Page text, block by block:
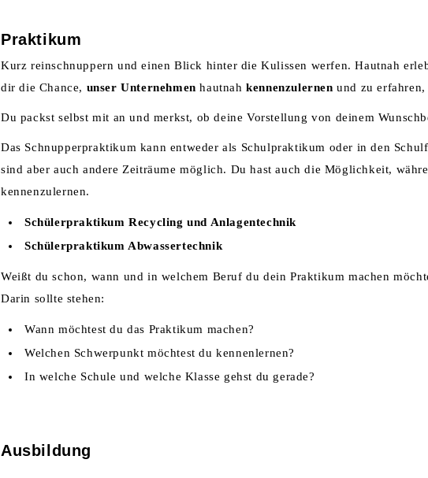
Praktikum
Kurz reinschnuppern und einen Blick hinter die Kulissen werfen. Hautnah
dir die Chance, unser Unternehmen hautnahkennenzulernen und zu
Du packst selbst mit an und merkst, ob deine Vorstellung von deinem
Das Schnupperpraktikum kann entweder als Schulpraktikum oder in den
sind aber auch andere Zeiträume möglich. Du hast auch die Möglichkeit,
kennenzulernen.
Schülerpraktikum Recycling und Anlagentechnik
Schülerpraktikum Abwassertechnik
Weißt du schon, wann und in welchem Beruf du dein Praktikum machen
Darin sollte stehen:
Wann möchtest du das Praktikum machen?
Welchen Schwerpunkt möchtest du kennenlernen?
In welche Schule und welche Klasse gehst du gerade?
Ausbildung